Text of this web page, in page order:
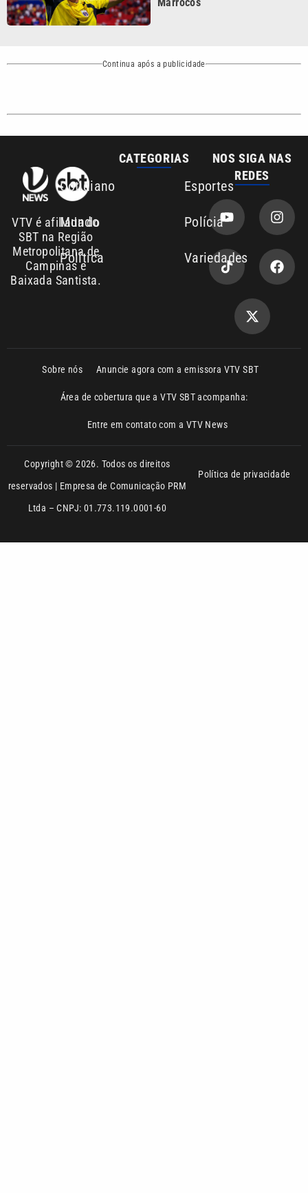
SBT na Região
Metropolitana de
Campinas e
Cotidiano Esportes
Polícia
Política Variedades
Anuncie agora com a emissora VTV SBT
Área de cobertura que a VTV SBT acompanha:
Copyright © 2026. Todos os direitos
Política de privacidade